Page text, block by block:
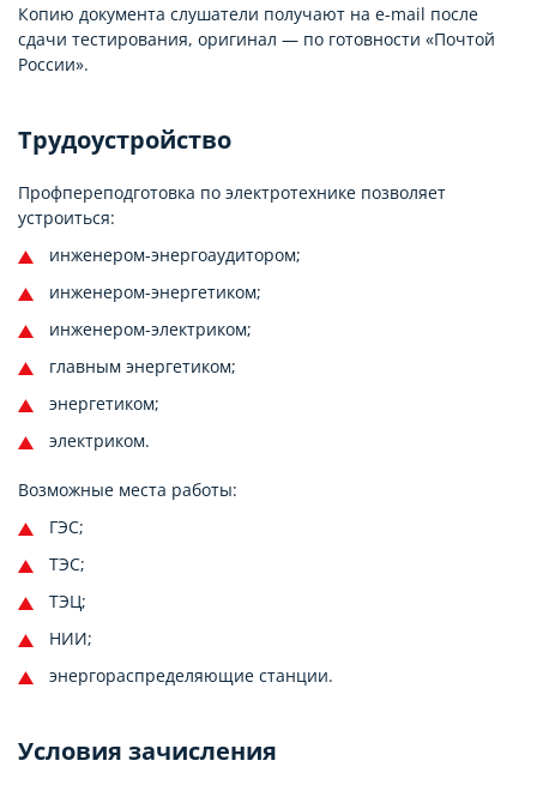
Копию документа слушатели получают на e-mail после
сдачи тестирования, оригинал — по готовности «Почтой
России».
Трудоустройство
Профпереподготовка по электротехнике позволяет
устроиться:
инженером-энергоаудитором;
инженером-энергетиком;
инженером-электриком;
главным энергетиком;
энергетиком;
электриком.
Возможные места работы:
ГЭС;
ТЭС;
ТЭЦ;
НИИ;
энергораспределяющие станции.
Условия зачисления